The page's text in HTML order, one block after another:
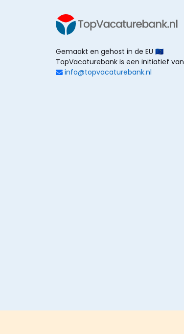
Gemaakt en gehost in de EU 🇪🇺
TopVacaturebank is een initiatief van
info@topvacaturebank.nl